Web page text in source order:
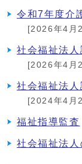
令和7年度介
[2026年4月
社会福祉法人
[2026年4月
社会福祉法
[2024年4月
福祉指導監査
社会福祉法人